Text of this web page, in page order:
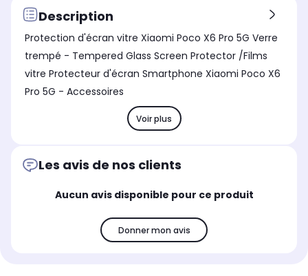
Description
Protection d'écran vitre Xiaomi Poco X6 Pro 5G Verre
trempé - Tempered Glass Screen Protector /Films
vitre Protecteur d'écran Smartphone Xiaomi Poco X6
Pro 5G - Accessoires
Voir plus
Les avis de nos clients
Aucun avis disponible pour ce produit
Donner mon avis